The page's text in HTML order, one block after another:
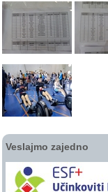
Veslajmo zajedno